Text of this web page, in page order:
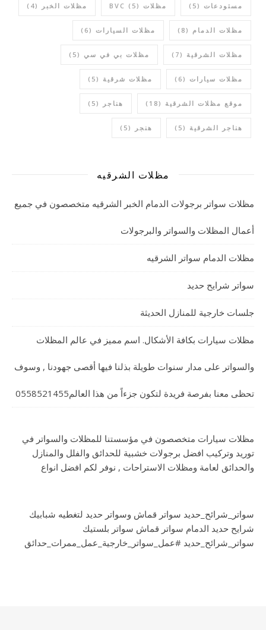
مستودعات (5) مظلات BVC (5) مظلات الخبر (4)
مظلات الدمام (8) مظلات السيارات (6)
مظلات الشرقية (7) مظلات بي في سي (5)
مظلات سيارات (6) مظلات شرقية (5)
موقع مظلات الشرقية (18) هناجر (5)
هناجر الشرقية (5) هنجر (5)
مظلات الشرقيه
مظلات سواتر برجولات الدمام الخبر الشرقيه متخصصون في جميع
أعمال المظلات والسواتر والبرجولات
مظلات الدمام سواتر الشرقيه
سواتر شرايح حديد
جلسات خارجية للمنازل الحديثة
مظلات سيارات بكافة الأشكال. اسم مميز في عالم المظلات
والسواتر على مدار سنوات طويلة بذلنا فيها أقصى جهودنا , وسوف
تحظى معنا بفرصة فريدة لتكون جزءاً من هذا العالم0558521455
مظلات سيارات متخصصون في مؤسستنا للمظلات والسواتر في
توريد وتركيب افضل برجولات خشبية للحدائق والفلل والمنازل
والحدائق لعامة ومظلات الاستراحات , نوفر لكم افضل انواع
سواتر_شرائح_حديد سواتر قماش وسواتر حديد لتغطيه شبابيك
شرايح حديد الدمام سواتر قماش سواتر بلستيك
سواتر_شرائح_حديد #عمل_سواتر_خارجية_عمل_ممرات_حدائق